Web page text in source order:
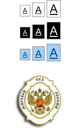
А А А
А А А
А А А